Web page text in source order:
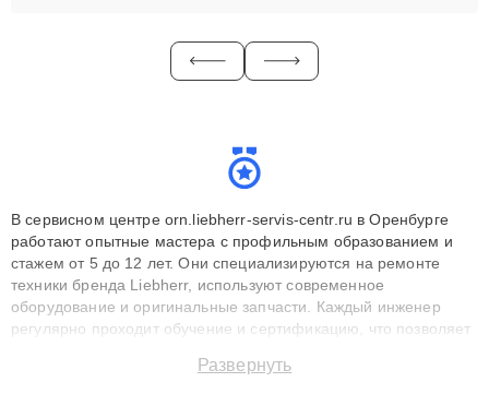
В сервисном центре orn.liebherr-servis-centr.ru в Оренбурге
работают опытные мастера с профильным образованием и
стажем от 5 до 12 лет. Они специализируются на ремонте
техники бренда Liebherr, используют современное
оборудование и оригинальные запчасти. Каждый инженер
регулярно проходит обучение и сертификацию, что позволяет
технику с сохранением гарантии до 3 лет. Наши мастера
Развернуть